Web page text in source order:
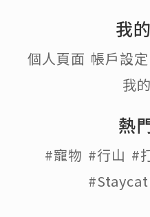
我
個人頁面 帳戶設定
我
熱
#寵物 #行山 #